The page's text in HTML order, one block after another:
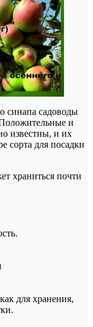
синапа садоводы
и
известны, и их
сорта для посадки
храниться почти
для хранения,